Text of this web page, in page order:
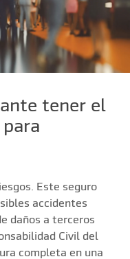
tener el
Este seguro
accidentes
daños a terceros
Civil del
completa en una